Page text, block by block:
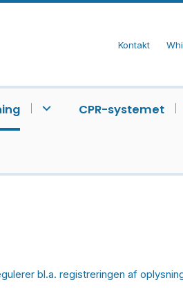
Kontakt
CPR-systemet
bl.a. registreringen af